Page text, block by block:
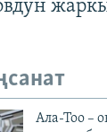
Ала-Тоо –